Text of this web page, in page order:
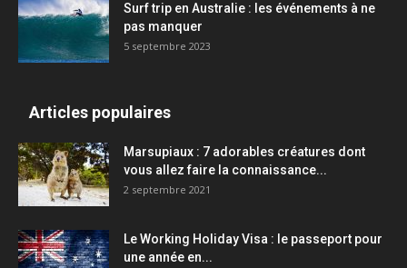
Surf trip en Australie : les événements à ne
pas manquer
5 septembre 2023
Articles populaires
Marsupiaux : 7 adorables créatures dont
vous allez faire la connaissance...
2 septembre 2021
Le Working Holiday Visa : le passeport pour
une année en...